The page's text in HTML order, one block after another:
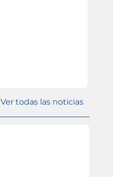
Ver todas las noticias